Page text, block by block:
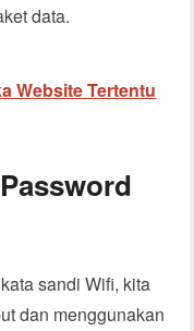
data.
Website Tertentu
sandi Wifi, kita
dan menggunakan